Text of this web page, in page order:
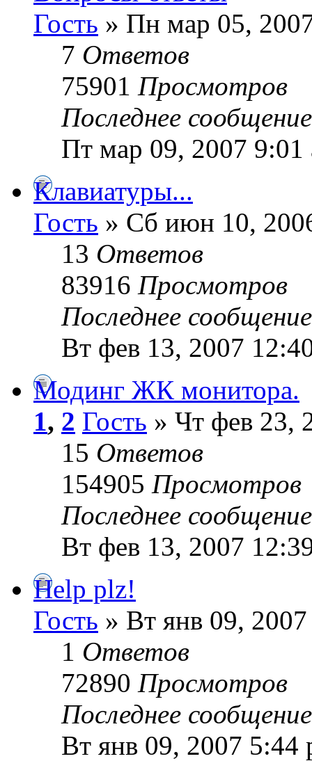
Гость » Пн мар 05,
7 Ответов
75901 Просмотров
Последнее
Пт мар 09, 2007 9:01
Клавиатуры...
Гость » Сб июн 10,
13 Ответов
83916 Просмотров
Последнее
Вт фев 13, 2007
Модинг ЖК монитора.
1, 2 Гость » Чт фев 23,
15 Ответов
154905 Просмотров
Последнее
Вт фев 13, 2007
Help plz!
Гость » Вт янв 09,
1 Ответов
72890 Просмотров
Последнее
Вт янв 09, 2007 5:44